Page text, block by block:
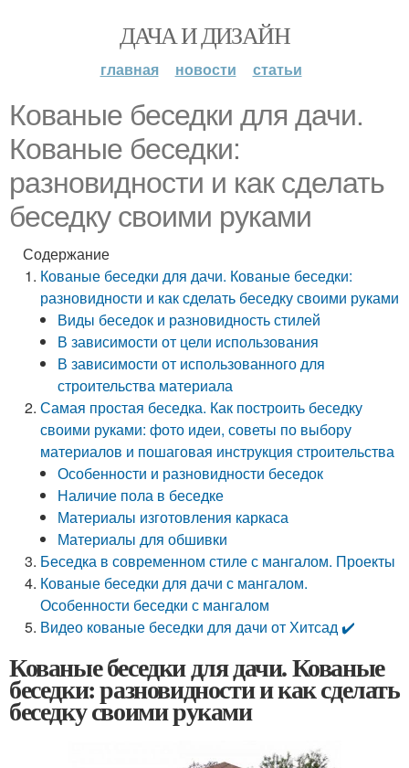
ДАЧА И ДИЗАЙН
главная новости статьи
Кованые беседки для дачи.
Кованые беседки:
разновидности и как сделать
беседку своими руками
Содержание
Кованые беседки для дачи. Кованые беседки:
разновидности и как сделать беседку своими руками
Виды беседок и разновидность стилей
В зависимости от цели использования
В зависимости от использованного для
строительства материала
Самая простая беседка. Как построить беседку
своими руками: фото идеи, советы по выбору
материалов и пошаговая инструкция строительства
Особенности и разновидности беседок
Наличие пола в беседке
Материалы изготовления каркаса
Материалы для обшивки
Беседка в современном стиле с мангалом. Проекты
Кованые беседки для дачи с мангалом.
Особенности беседки с мангалом
Видео кованые беседки для дачи от Хитсад ✔️
Кованые беседки для дачи. Кованые
беседки: разновидности и как сделать
беседку своими руками